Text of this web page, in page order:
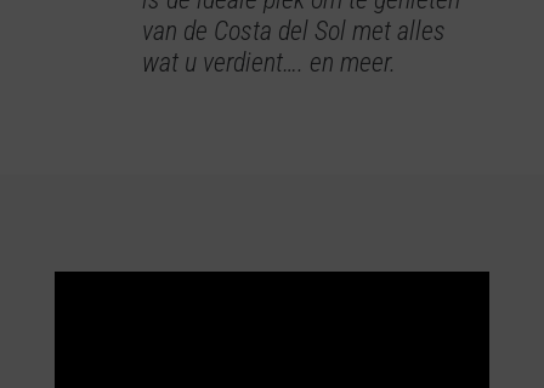
van de Costa del Sol met alles
wat u verdient…. en meer.